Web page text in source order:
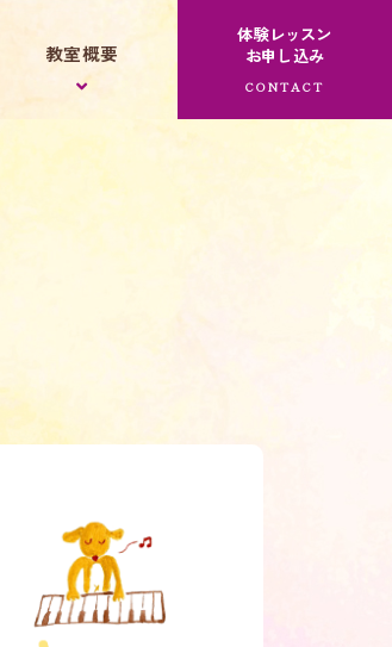
教室概要
体験レッスン
お申し込み